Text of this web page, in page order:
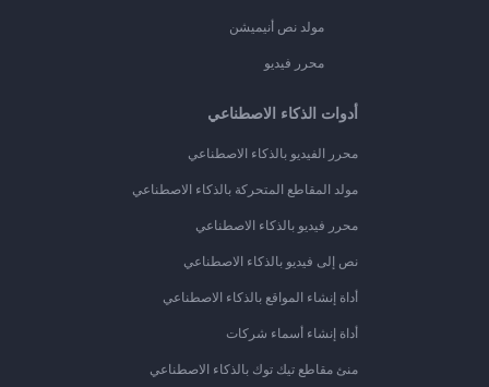
مولد نص أنيميشن
محرر فيديو
أدوات الذكاء الاصطناعي
محرر الفيديو بالذكاء الاصطناعي
مولد المقاطع المتحركة بالذكاء الاصطناعي
محرر فيديو بالذكاء الاصطناعي
نص إلى فيديو بالذكاء الاصطناعي
أداة إنشاء المواقع بالذكاء الاصطناعي
أداة إنشاء أسماء شركات
منئ مقاطع تيك توك بالذكاء الاصطناعي